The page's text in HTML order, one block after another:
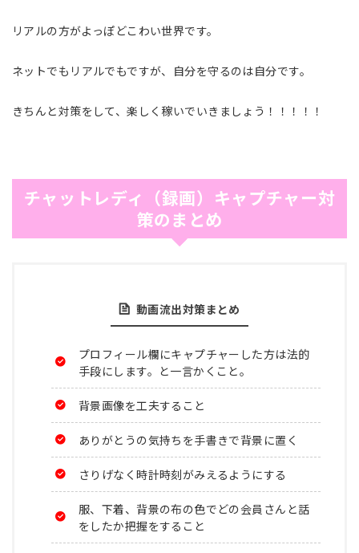
リアルの方がよっぽどこわい世界です。
ネットでもリアルでもですが、自分を守るのは自分です。
きちんと対策をして、楽しく稼いでいきましょう！！！！！
チャットレディ（録画）キャプチャー対
策のまとめ
動画流出対策まとめ
プロフィール欄にキャプチャーした方は法的
手段にします。と一言かくこと。
背景画像を工夫すること
ありがとうの気持ちを手書きで背景に置く
さりげなく時計時刻がみえるようにする
服、下着、背景の布の色でどの会員さんと話
をしたか把握をすること